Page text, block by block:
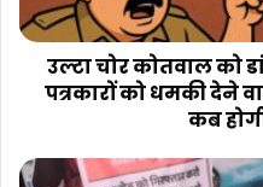
अनुमति
के
पत्रकारों
वाली
उल्टा चोर कोतवाल को
पत्रकारों को धमकी देने
कब
गिरफ्तारी